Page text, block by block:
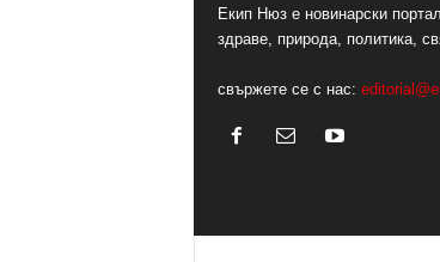
Екип Нюз е новинарски
здраве, природа, политика,
свържете се с нас: